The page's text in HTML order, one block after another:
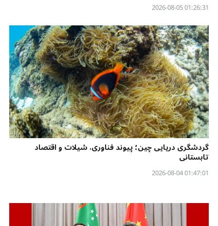
01:26:31 2026-08-05
گردشگری دریایی چین؛ پیوند فناوری، شیلات و اقتصاد
تابستانی
01:47:01 2026-08-04